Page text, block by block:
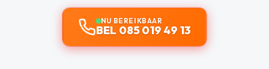
NU BEREIKBAAR
BEL 085 019 49 13